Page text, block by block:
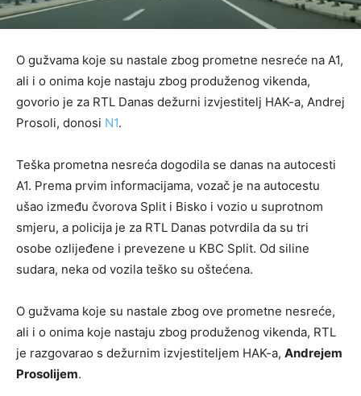
O gužvama koje su nastale zbog prometne nesreće na A1,
ali i o onima koje nastaju zbog produženog vikenda,
govorio je za RTL Danas dežurni izvjestitelj HAK-a, Andrej
Prosoli, donosi N1.
Teška prometna nesreća dogodila se danas na autocesti
A1. Prema prvim informacijama, vozač je na autocestu
ušao između čvorova Split i Bisko i vozio u suprotnom
smjeru, a policija je za RTL Danas potvrdila da su tri
osobe ozlijeđene i prevezene u KBC Split. Od siline
sudara, neka od vozila teško su oštećena.
O gužvama koje su nastale zbog ove prometne nesreće,
ali i o onima koje nastaju zbog produženog vikenda, RTL
je razgovarao s dežurnim izvjestiteljem HAK-a, Andrejem
Prosolijem.